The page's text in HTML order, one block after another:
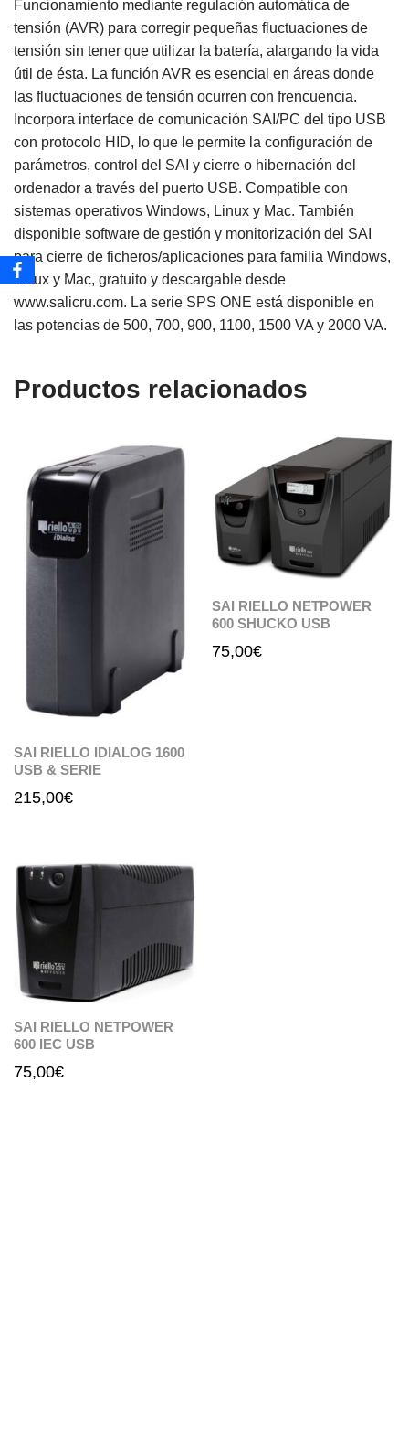
Funcionamiento mediante regulación automática de
tensión (AVR) para corregir pequeñas fluctuaciones de
tensión sin tener que utilizar la batería, alargando la vida
útil de ésta. La función AVR es esencial en áreas donde
las fluctuaciones de tensión ocurren con frencuencia.
Incorpora interface de comunicación SAI/PC del tipo USB
con protocolo HID, lo que le permite la configuración de
parámetros, control del SAI y cierre o hibernación del
ordenador a través del puerto USB. Compatible con
sistemas operativos Windows, Linux y Mac. También
disponible software de gestión y monitorización del SAI
para cierre de ficheros/aplicaciones para familia Windows,
Linux y Mac, gratuito y descargable desde
www.salicru.com. La serie SPS ONE está disponible en
las potencias de 500, 700, 900, 1100, 1500 VA y 2000 VA.
Productos relacionados
SAI RIELLO IDIALOG 1600
USB & SERIE
215,00€
SAI RIELLO NETPOWER
600 SHUCKO USB
75,00€
SAI RIELLO NETPOWER
600 IEC USB
75,00€